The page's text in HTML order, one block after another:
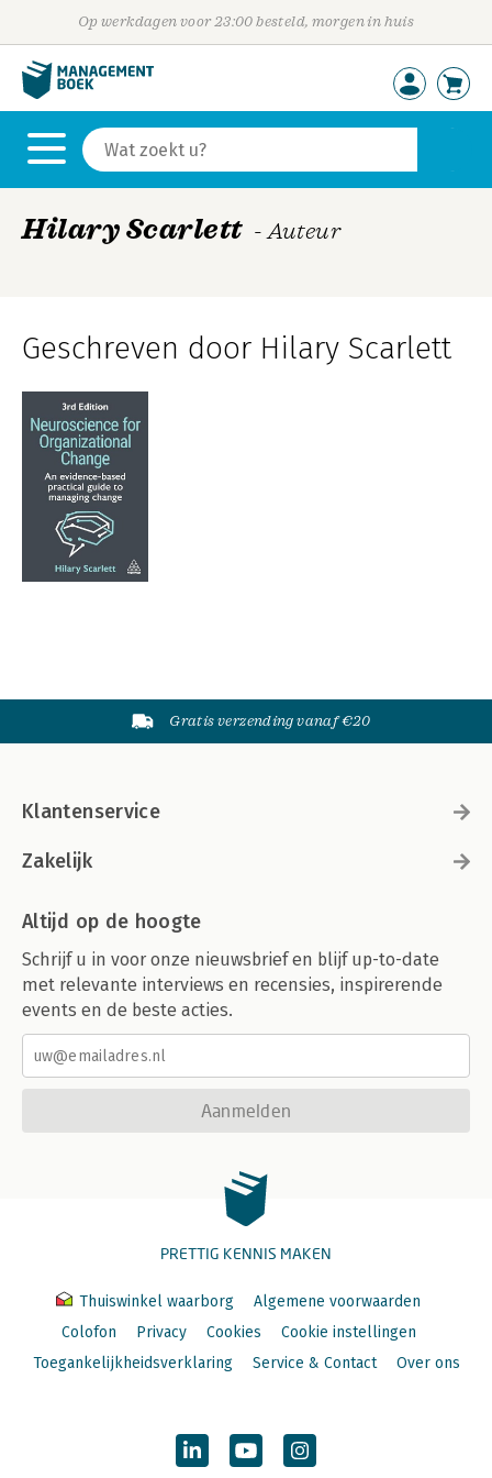
Op werkdagen voor 23:00 besteld, morgen in huis
Hilary Scarlett - Auteur
Geschreven door Hilary Scarlett
Gratis verzending vanaf €20
Klantenservice
Zakelijk
Altijd op de hoogte
Schrijf u in voor onze nieuwsbrief en blijf up-to-date
met relevante interviews en recensies, inspirerende
events en de beste acties.
Aanmelden
PRETTIG KENNIS MAKEN
Thuiswinkel waarborg
Algemene voorwaarden
Colofon
Privacy Cookies
Cookie instellingen
Toegankelijkheidsverklaring
Service & Contact Over ons